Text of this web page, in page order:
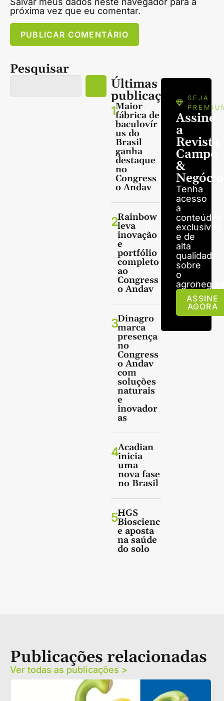
próxima vez que eu comentar.
Pesquisar
Últimas
publicações
1Maior
fábrica de
baculovír
us do
Brasil
ganha
destaque
no
Congress
o Andav
2Rainbow
leva
inovação
e
portfólio
completo
ao
Congress
o Andav
3Dinagro
marca
presença
no
Congress
o Andav
com
soluções
naturais
e
inovador
as
4Acadian
inicia
uma
nova fase
no Brasil
5HGS
Bioscienc
e aposta
na saúde
do solo
SEJA
Assine
a
Revista
Campo
&
Tenha
acesso
a
conteúdos
exclusivos
e de
alta
qualidade
sobre
o
ASSINE
AGORA
Publicações relacionadas
Ver todas as publicações >